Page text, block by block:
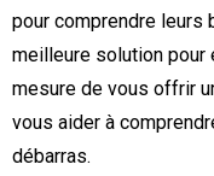
pour comprendre
meilleure solution pour
mesure de vous offrir
vous aider à
débarras.